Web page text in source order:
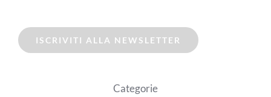
ISCRIVITI ALLA NEWSLETTER
Categorie